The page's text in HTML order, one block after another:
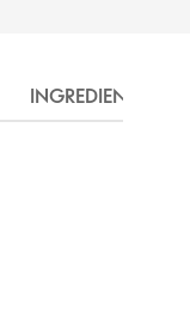
INGREDIENCIE